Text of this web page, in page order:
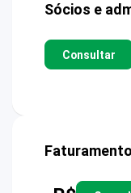
Sócios e
Consultar